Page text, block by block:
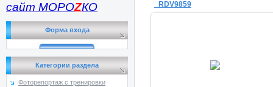
сайт МОРОZКО
Форма входа
Категории раздела
Фоторепортаж с тренировки
_RDV9859